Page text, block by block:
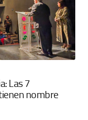
Las 7
nombre